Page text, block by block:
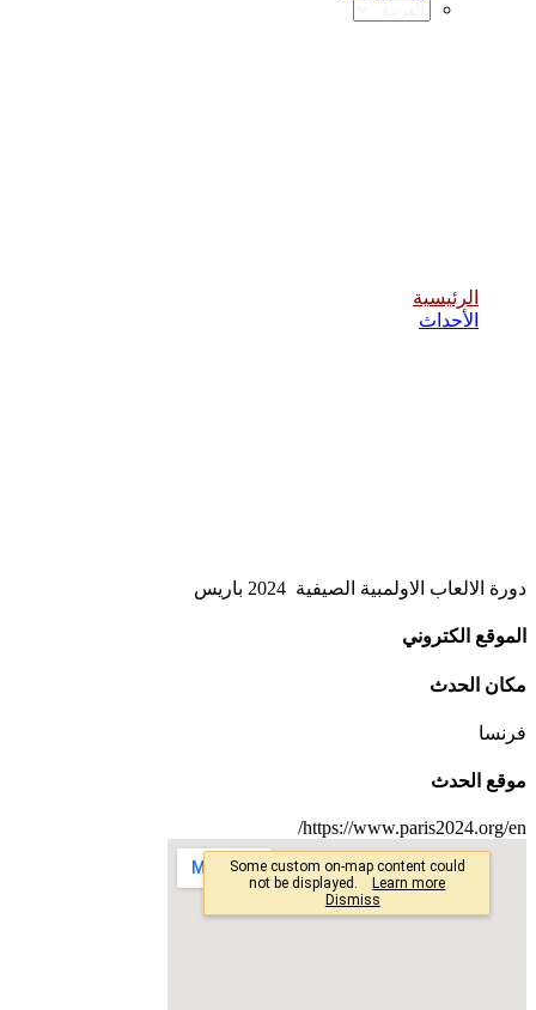
الرئيسية
الأحداث
دورة الالعاب الاولمبية الصيفية 2024 باريس
الموقع الكتروني
مكان الحدث
فرنسا
موقع الحدث
https://www.paris2024.org/en/